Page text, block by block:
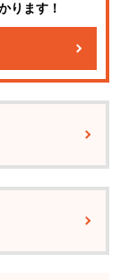
ります！